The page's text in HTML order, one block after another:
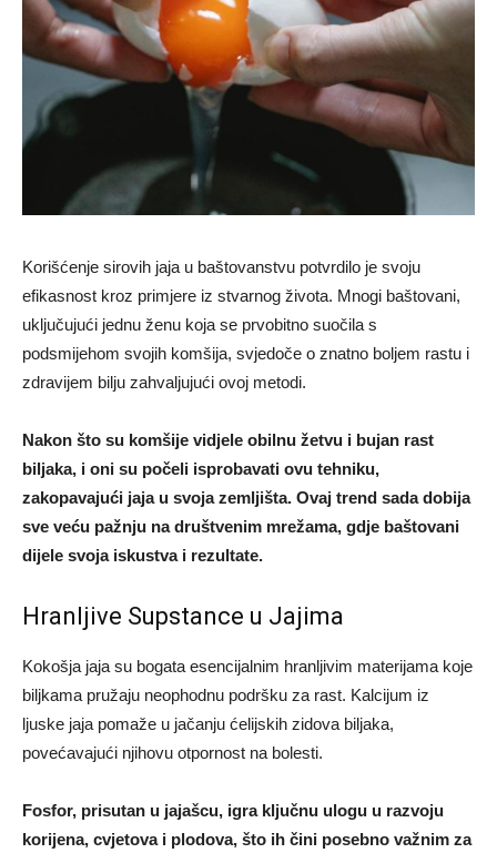
Korišćenje sirovih jaja u baštovanstvu potvrdilo je svoju
efikasnost kroz primjere iz stvarnog života. Mnogi baštovani,
uključujući jednu ženu koja se prvobitno suočila s
podsmijehom svojih komšija, svjedoče o znatno boljem rastu i
zdravijem bilju zahvaljujući ovoj metodi.
Nakon što su komšije vidjele obilnu žetvu i bujan rast
biljaka, i oni su počeli isprobavati ovu tehniku,
zakopavajući jaja u svoja zemljišta. Ovaj trend sada dobija
sve veću pažnju na društvenim mrežama, gdje baštovani
dijele svoja iskustva i rezultate.
Hranljive Supstance u Jajima
Kokošja jaja su bogata esencijalnim hranljivim materijama koje
biljkama pružaju neophodnu podršku za rast. Kalcijum iz
ljuske jaja pomaže u jačanju ćelijskih zidova biljaka,
povećavajući njihovu otpornost na bolesti.
Fosfor, prisutan u jajašcu, igra ključnu ulogu u razvoju
korijena, cvjetova i plodova, što ih čini posebno važnim za